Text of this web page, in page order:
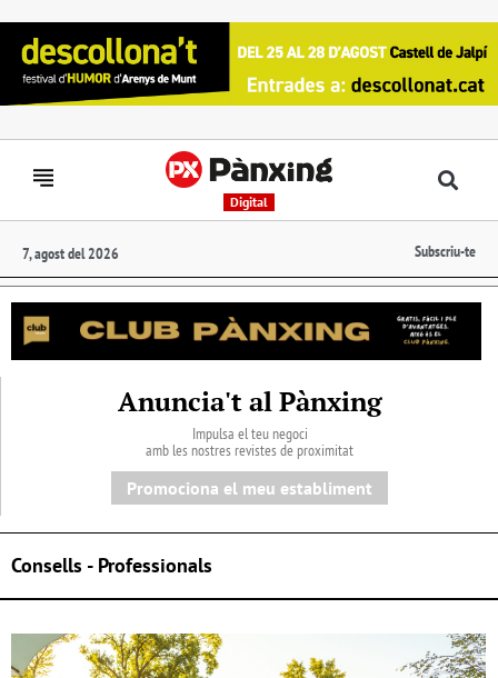
Digital
7, agost del 2026 Subscriu-te
Anuncia't al Pànxing
Impulsa el teu negoci
amb les nostres revistes de proximitat
Promociona el meu establiment
Consells - Professionals